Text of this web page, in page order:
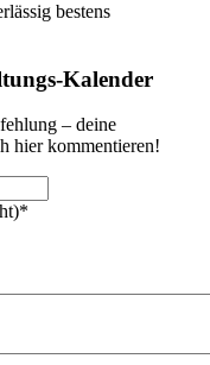
bestens
Kalender
– deine
hier kommentieren!
*